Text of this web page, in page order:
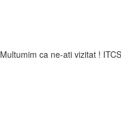
Multumim ca ne-ati vizitat !